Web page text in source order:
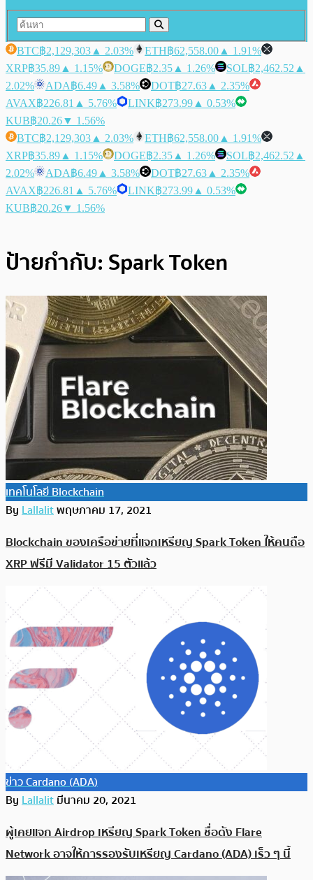
BTC฿2,129,303 ▲ 2.03% ETH฿62,558.00 ▲ 1.91%
XRP฿35.89 ▲ 1.15% DOGE฿2.35 ▲ 1.26% SOL฿2,462.52 ▲
2.02%
ADA฿6.49 ▲ 3.58% DOT฿27.63 ▲ 2.35%
AVAX฿226.81 ▲ 5.76% LINK฿273.99 ▲ 0.53%
KUB฿20.26▼ 1.56%
BTC฿2,129,303 ▲ 2.03% ETH฿62,558.00 ▲ 1.91%
XRP฿35.89 ▲ 1.15% DOGE฿2.35 ▲ 1.26% SOL฿2,462.52 ▲
2.02%
ADA฿6.49 ▲ 3.58% DOT฿27.63 ▲ 2.35%
AVAX฿226.81 ▲ 5.76% LINK฿273.99 ▲ 0.53%
KUB฿20.26▼ 1.56%
ป้ายกำกับ: Spark Token
เทคโนโลยี Blockchain
ByLallalitพฤษภาคม 17, 2021
Blockchain ของเครือข่ายที่แจกเหรียญ Spark Token ให้คนถือ
XRP ฟรีมี Validator 15 ตัวแล้ว
ข่าว Cardano (ADA)
ByLallalitมีนาคม 20, 2021
ผู้เคยแจก Airdrop เหรียญ Spark Token ชื่อดัง Flare
Network อาจให้การรองรับเหรียญ Cardano (ADA) เร็ว ๆ นี้